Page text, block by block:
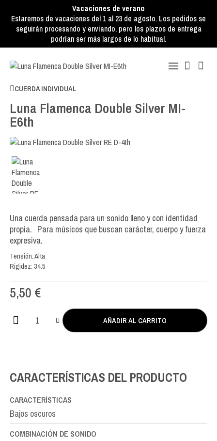
Vacaciones de verano
Estaremos de vacaciones del 1 al 23 de agosto. Los pedidos se
seguirán procesando y enviando, pero los plazos de entrega
podrían ser más largos de lo habitual.
CUERDA INDIVIDUAL
Luna Flamenca Double Silver MI-
E6th
Una cuerda pensada para un sonido lleno y con identidad
propia. Para músicos que buscan carácter, cuerpo y fuerza
expresiva.
Tensión: Alta
Rigidez: 34.5
5,50 €
Luna
Flamenca
E6th
AÑADIR AL CARRITO
CARACTERÍSTICAS DEL PRODUCTO
CARACTERÍSTICAS
Bajos oscuros
COMBINACIÓN DE SONIDO